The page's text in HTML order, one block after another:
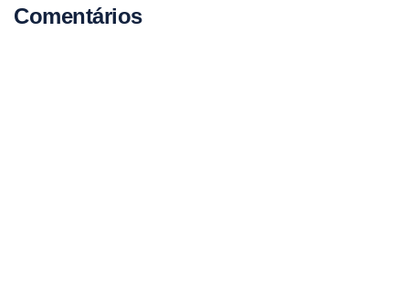
Comentários